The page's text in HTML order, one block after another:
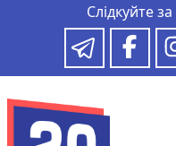
Слідкуйте